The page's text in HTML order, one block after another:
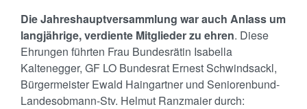
Die Jahreshauptversammlung war auch Anlass um
langjährige, verdiente Mitglieder zu ehren. Diese
Ehrungen führten Frau Bundesrätin Isabella
Kaltenegger, GF LO Bundesrat Ernest Schwindsackl,
Bürgermeister Ewald Haingartner und Seniorenbund-
Landesobmann-Stv. Helmut Ranzmaier durch: